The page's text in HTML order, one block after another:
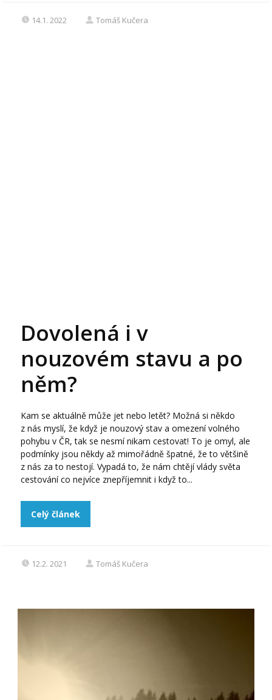
14.1. 2022 Tomáš Kučera
Dovolená i v
nouzovém stavu a po
něm?
Kam se aktuálně může jet nebo letět? Možná si někdo
z nás myslí, že když je nouzový stav a omezení volného
pohybu v ČR, tak se nesmí nikam cestovat! To je omyl, ale
podmínky jsou někdy až mimořádně špatné, že to většině
z nás za to nestojí. Vypadá to, že nám chtějí vlády světa
cestování co nejvíce znepříjemnit i když to...
Celý článek
12.2. 2021 Tomáš Kučera